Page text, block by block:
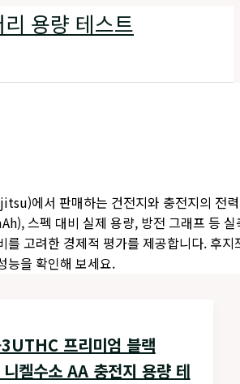
용량 테스트
에서 판매하는 건전지와 충전지의 전력
스펙 대비 실제 용량, 방전 그래프 등 실
를 고려한 경제적 평가를 제공합니다. 후지
능을 확인해 보세요.
프리미엄 블랙
켈수소 AA 충전지 용량 테